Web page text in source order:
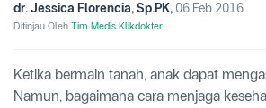
dr. Jessica Florencia, Sp.PK, 06 Feb 2016
Ditinjau Oleh Tim Medis Klikdokter
Ketika bermain tanah, anak dapat
Namun, bagaimana cara menjaga